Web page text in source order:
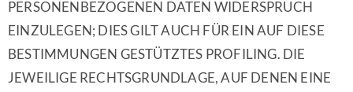
PERSONENBEZOGENEN DATEN WIDERSPRUCH
EINZULEGEN; DIES GILT AUCH FÜR EIN AUF DIESE
BESTIMMUNGEN GESTÜTZTES PROFILING. DIE
JEWEILIGE RECHTSGRUNDLAGE, AUF DENEN EINE